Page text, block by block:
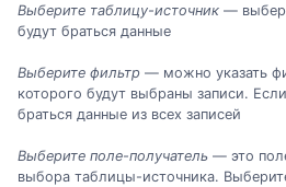
Выберите таблицу-источник —
будут браться данные
Выберите фильтр — можно указать
которого будут выбраны записи.
браться данные из всех записей
Выберите поле-получатель — это
выбора таблицы-источника.